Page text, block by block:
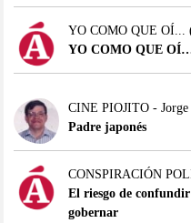
YO COMO QUE OÍ...
YO COMO QUE
CINE PIOJITO - Jorge
Padre japonés
CONSPIRACIÓN
El riesgo de
gobernar